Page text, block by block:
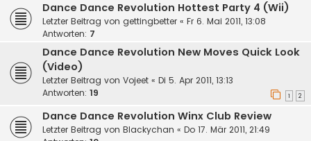
Dance Dance Revolution Hottest Party 4 (Wii)
Letzter Beitrag von gettingbetter « Fr 6. Mai 2011, 13:08
Antworten: 7
Dance Dance Revolution New Moves Quick Look
(Video)
Letzter Beitrag von Vojeet « Di 5. Apr 2011, 13:13
Antworten: 19 1 2
Dance Dance Revolution Winx Club Review
Letzter Beitrag von Blackychan « Do 17. Mär 2011, 21:49